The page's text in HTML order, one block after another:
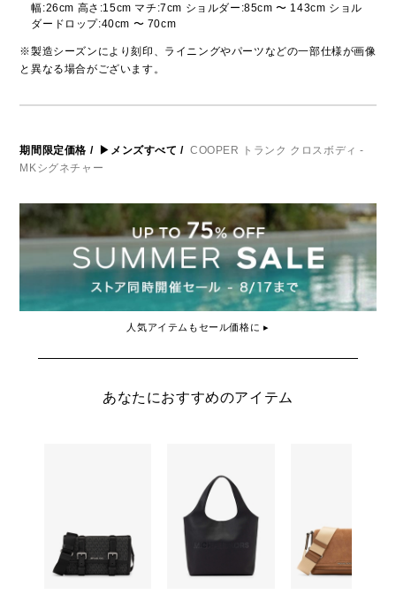
幅:26cm 高さ:15cm マチ:7cm ショルダー:85cm 〜 143cm ショル
ダードロップ:40cm 〜 70cm
※製造シーズンにより刻印、ライニングやパーツなどの一部仕様が画像
と異なる場合がございます。
期間限定価格 / ▶メンズすべて / COOPER トランク クロスボディ -
MKシグネチャー
人気アイテムもセール価格に ▸
あなたにおすすめのアイテム